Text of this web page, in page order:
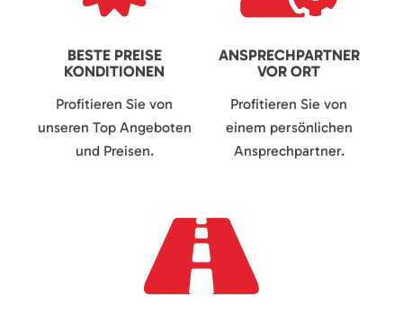
BESTE PREISE
KONDITIONEN
Profitieren Sie von
unseren Top Angeboten
und Preisen.
ANSPRECHPARTNER
VOR ORT
Profitieren Sie von
einem persönlichen
Ansprechpartner.